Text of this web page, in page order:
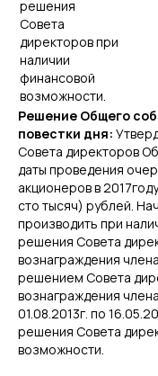
решения
Совета
директоров при
наличии
финансовой
возможности.
Решение Общего
повестки дня:
Совета директоров
даты проведения
акционеров в
сто тысяч) рублей.
производить при
решения Совета
вознаграждения
решением Совета
вознаграждения
01.08.2013г. по
решения Совета
возможности.